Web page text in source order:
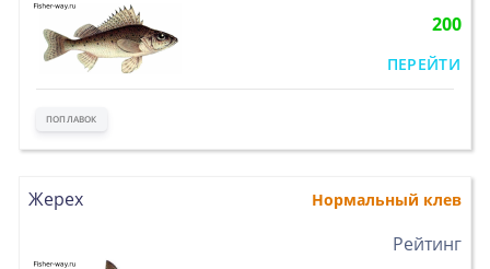
200
ПЕРЕЙТИ
ПОПЛАВОК
Жерех Нормальный клев
Рейтинг